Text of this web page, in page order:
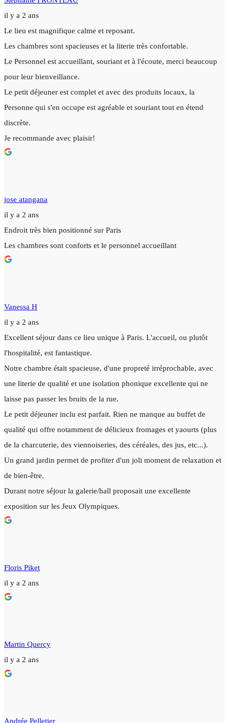
il y a 2 ans
Le lieu est magnifique calme et reposant.
Les chambres sont spacieuses et la literie très confortable.
Le Personnel est accueillant, souriant et à l'écoute, merci beaucoup
pour leur bienveillance.
Le petit déjeuner est complet et avec des produits locaux, la
Personne qui s'en occupe est agréable et souriant tout en étend
discrète.
Je recommande avec plaisir!
jose atangana
il y a 2 ans
Endroit très bien positionné sur Paris
Les chambres sont conforts et le personnel accueillant
Vanessa H
il y a 2 ans
Excellent séjour dans ce lieu unique à Paris. L'accueil, ou plutôt
l'hospitalité, est fantastique.
Notre chambre était spacieuse, d'une propreté irréprochable, avec
une literie de qualité et une isolation phonique excellente qui ne
laisse pas passer les bruits de la rue.
Le petit déjeuner inclu est parfait. Rien ne manque au buffet de
qualité qui offre notamment de délicieux fromages et yaourts (plus
de la charcuterie, des viennoiseries, des céréales, des jus, etc...).
Un grand jardin permet de profiter d'un joli moment de relaxation et
de bien-être.
Durant notre séjour la galerie/hall proposait une excellente
exposition sur les Jeux Olympiques.
Floris Piket
il y a 2 ans
Martin Quercy
il y a 2 ans
Andrée Pelletier